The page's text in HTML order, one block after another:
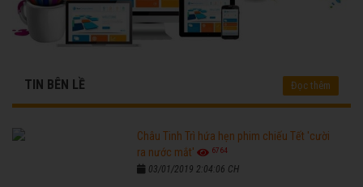
TIN BÊN LỀ Đọc thêm
Châu Tinh Trì hứa hẹn phim chiếu Tết 'cười
ra nước mắt'
6764
03/01/2019 2:04:06 CH